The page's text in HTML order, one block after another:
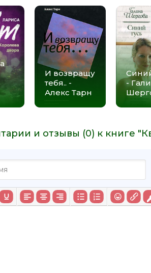
И возвращу
тебя.. -
Алекс Тарн
-
и отзывы (0) к книге